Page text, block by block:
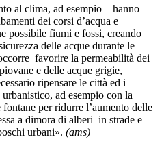
al clima, ad esempio – hanno
dei corsi d’acqua e
possibile fiumi e fossi, creando
delle acque durante le
favorire la permeabilità dei
e delle acque grigie,
ripensare le città ed i
ad esempio con la
per ridurre l’aumento delle
a dimora di alberi in strade e
urbani». (ams)